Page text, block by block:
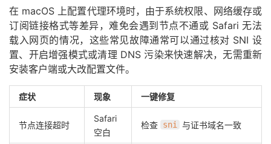
在 macOS 上配置代理环境时，由于系统权限、网络缓存或
订阅链接格式等差异，难免会遇到节点不通或 Safari 无法
载入网页的情况，这些常见故障通常可以通过核对 SNI 设
置、开启增强模式或清理 DNS 污染来快速解决，无需重新
安装客户端或大改配置文件。
症状 现象 一键修复
节点连接超时
Safari
空白
检查 sni 与证书域名一致